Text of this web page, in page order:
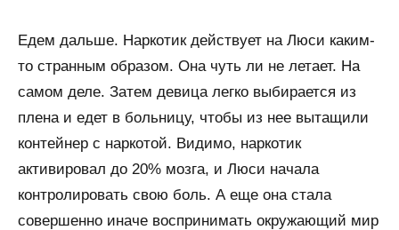
Едем дальше. Наркотик действует на Люси каким-
то странным образом. Она чуть ли не летает. На
самом деле. Затем девица легко выбирается из
плена и едет в больницу, чтобы из нее вытащили
контейнер с наркотой. Видимо, наркотик
активировал до 20% мозга, и Люси начала
контролировать свою боль. А еще она стала
совершенно иначе воспринимать окружающий мир